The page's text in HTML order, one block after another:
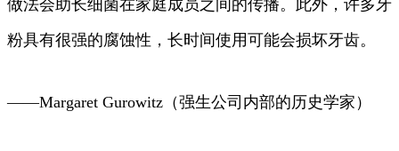
做法会助长细菌在家庭成员之间的传播。此外，许多牙
粉具有很强的腐蚀性，长时间使用可能会损坏牙齿。
——Margaret Gurowitz（强生公司内部的历史学家）